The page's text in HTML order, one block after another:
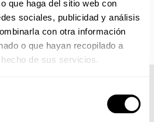
que haga del sitio web con
sociales, publicidad y análisis
con otra información
o que hayan recopilado a
de sus servicios.
LOOK